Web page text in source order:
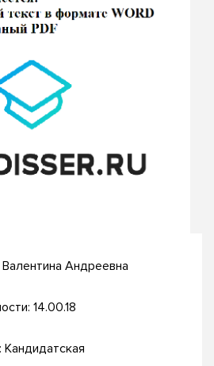
Валентина Андреевна
14.00.18
Кандидатская